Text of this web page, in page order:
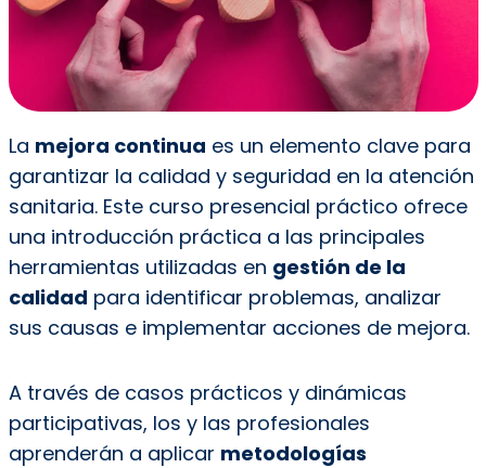
La mejora continua es un elemento clave para
garantizar la calidad y seguridad en la atención
sanitaria. Este curso presencial práctico ofrece
una introducción práctica a las principales
herramientas utilizadas en gestión de la
calidad para identificar problemas, analizar
sus causas e implementar acciones de mejora.
A través de casos prácticos y dinámicas
participativas, los y las profesionales
aprenderán a aplicar metodologías